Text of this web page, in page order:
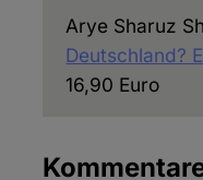
Arye Sharuz
Deutschland?
16,90 Euro